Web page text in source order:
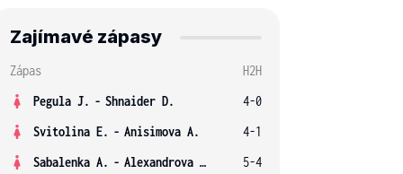
Zajímavé zápasy
Zápas
H2H
Pegula J. - Shnaider D.
4-0
Svitolina E. - Anisimova A.
4-1
Sabalenka A. - Alexandrova E.
5-4